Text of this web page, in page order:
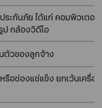
ะกันภัย ได้แก่ คอมพิวเตอ
กล้องวิดีโอ
ตัวของลูกจ้าง
รือช่องแช่แข็ง ยกเว้นเครื่